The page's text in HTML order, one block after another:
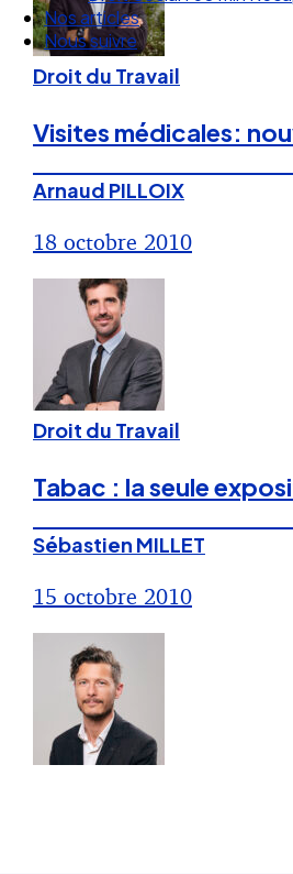
Nous suivre
Droit du Travail
Visites médicales:
Arnaud PILLOIX
18 octobre 2010
Droit du Travail
Tabac : la seule
Sébastien MILLET
15 octobre 2010